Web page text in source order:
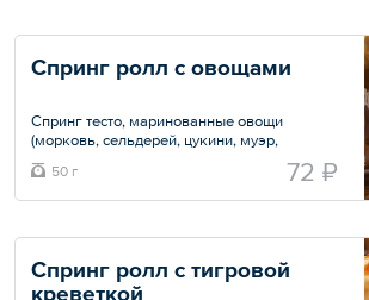
Спринг тесто, маринованные овощи
(морковь, сельдерей, цукини, муэр,
шиитаке, болгарский перец).
Минимальный заказ — 10 шт.
Общий вес – 50 г
50 г 72 ₽
Спринг ролл с тигровой
креветкой